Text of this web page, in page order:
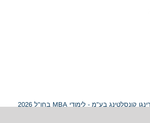
כל הזכויות שמורות לארינגו קונסלטינג בע"מ - לימודי MBA בחו"ל 2026